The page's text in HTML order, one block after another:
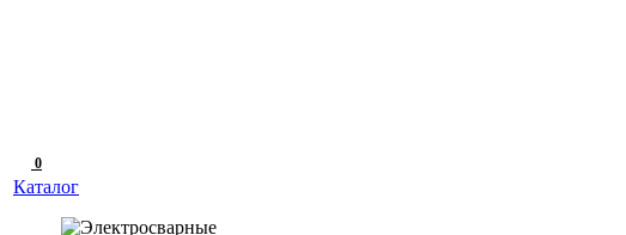
0
Каталог